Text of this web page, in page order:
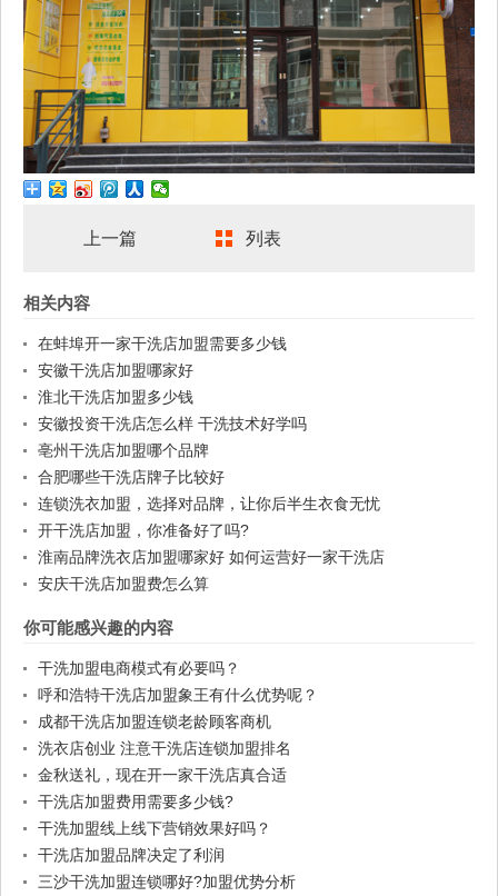
上一篇 列表
相关内容
在蚌埠开一家干洗店加盟需要多少钱
安徽干洗店加盟哪家好
淮北干洗店加盟多少钱
安徽投资干洗店怎么样 干洗技术好学吗
亳州干洗店加盟哪个品牌
合肥哪些干洗店牌子比较好
连锁洗衣加盟，选择对品牌，让你后半生衣食无忧
开干洗店加盟，你准备好了吗?
淮南品牌洗衣店加盟哪家好 如何运营好一家干洗店
安庆干洗店加盟费怎么算
你可能感兴趣的内容
干洗加盟电商模式有必要吗？
呼和浩特干洗店加盟象王有什么优势呢？
成都干洗店加盟连锁老龄顾客商机
洗衣店创业 注意干洗店连锁加盟排名
金秋送礼，现在开一家干洗店真合适
干洗店加盟费用需要多少钱?
干洗加盟线上线下营销效果好吗？
干洗店加盟品牌决定了利润
三沙干洗加盟连锁哪好?加盟优势分析